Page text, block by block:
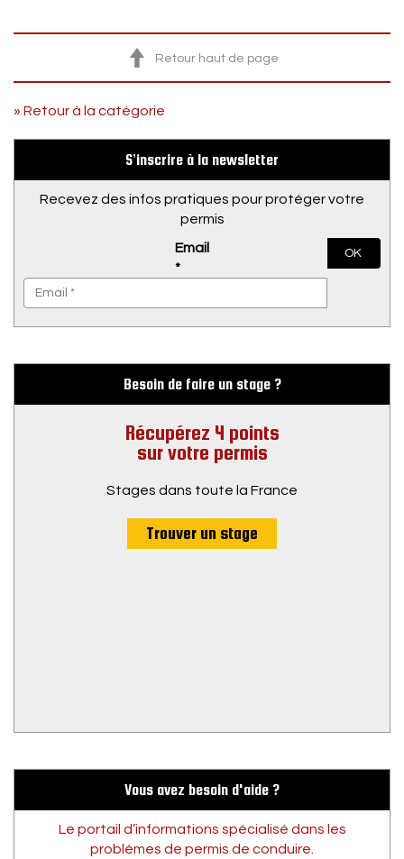
Retour haut de page
» Retour à la catégorie
S’inscrire à la newsletter
Recevez des infos pratiques pour protéger votre
permis
Email
*
OK
Besoin de faire un stage ?
Récupérez 4 points
sur votre permis
Stages dans toute la France
Trouver un stage
Vous avez besoin d'aide ?
Le portail d’informations spécialisé dans les
problèmes de permis de conduire.